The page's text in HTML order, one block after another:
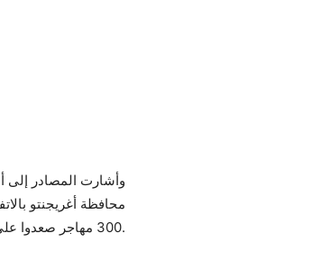
وأشارت المصادر إلى
محافظة أغريجنتو
300 مهاجر صعدوا على متن العبارة المتجهة إلى بورتو بلدة بورتو إمبيدوكلي” غرب صقلية.